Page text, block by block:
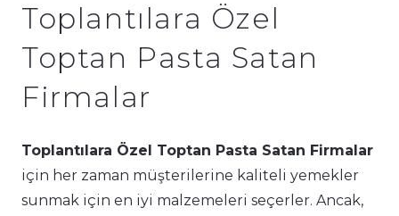
Toplantılara Özel
Toptan Pasta Satan
Firmalar
Toplantılara Özel Toptan Pasta Satan Firmalar
için her zaman müşterilerine kaliteli yemekler
sunmak için en iyi malzemeleri seçerler. Ancak,